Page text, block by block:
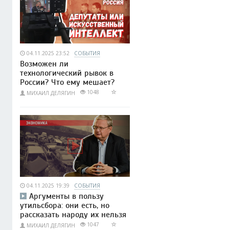
04.11.2025 23:52 СОБЫТИЯ
Возможен ли
технологический рывок в
России? Что ему мешает?
МИХАИЛ ДЕЛЯГИН 1048
04.11.2025 19:39 СОБЫТИЯ
Аргументы в пользу
утильсбора: они есть, но
рассказать народу их нельзя
МИХАИЛ ДЕЛЯГИН 1047